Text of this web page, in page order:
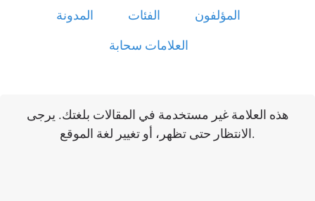
المدونة الفئات المؤلفون
العلامات سحابة